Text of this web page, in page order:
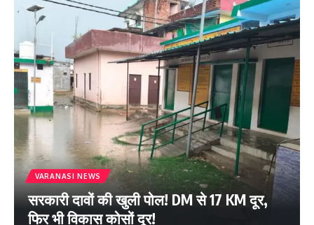
VARANASI NEWS
सरकारी दावों की खुली पोल! DM से 17 KM दूर,
फिर भी विकास कोसों दूर!